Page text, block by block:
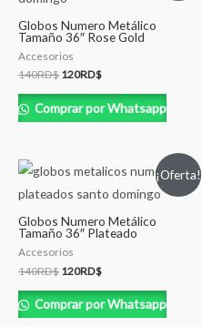
Globos Numero Metálico
Tamaño 36″ Rose Gold
Accesorios
140RD$ 120RD$
Comprar por Whatsapp
¡Oferta!
Globos Numero Metálico
Tamaño 36″ Plateado
Accesorios
140RD$ 120RD$
Comprar por Whatsapp